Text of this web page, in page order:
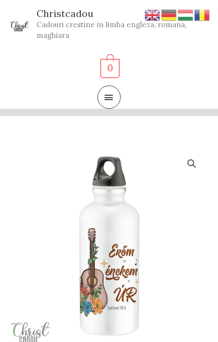
content
Christcadou
Cadouri crestine in limba engleza, romana,
maghiara
MAIN
MENU
0